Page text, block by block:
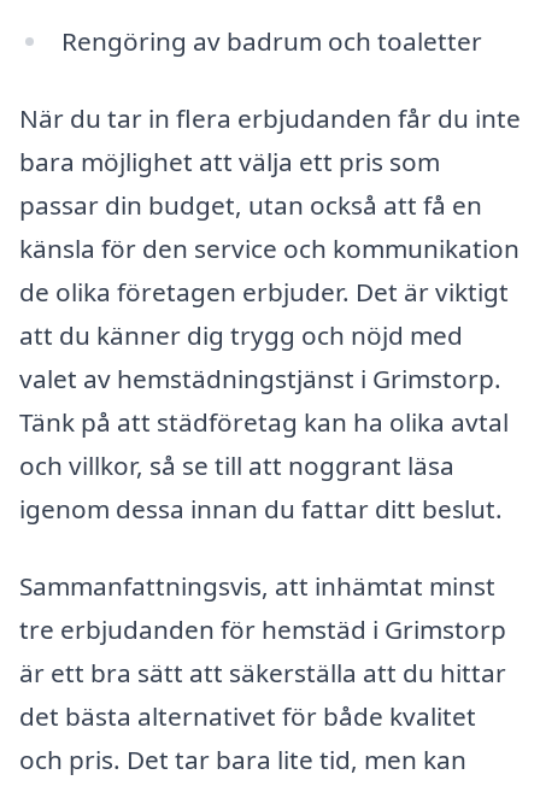
Rengöring av badrum och toaletter
När du tar in flera erbjudanden får du inte
bara möjlighet att välja ett pris som
passar din budget, utan också att få en
känsla för den service och kommunikation
de olika företagen erbjuder. Det är viktigt
att du känner dig trygg och nöjd med
valet av hemstädningstjänst i Grimstorp.
Tänk på att städföretag kan ha olika avtal
och villkor, så se till att noggrant läsa
igenom dessa innan du fattar ditt beslut.
Sammanfattningsvis, att inhämtat minst
tre erbjudanden för hemstäd i Grimstorp
är ett bra sätt att säkerställa att du hittar
det bästa alternativet för både kvalitet
och pris. Det tar bara lite tid, men kan